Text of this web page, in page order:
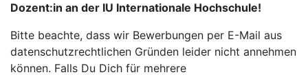
Dozent:in an der IU Internationale Hochschule!
Bitte beachte, dass wir Bewerbungen per E-Mail aus
datenschutzrechtlichen Gründen leider nicht annehmen
können. Falls Du Dich für mehrere